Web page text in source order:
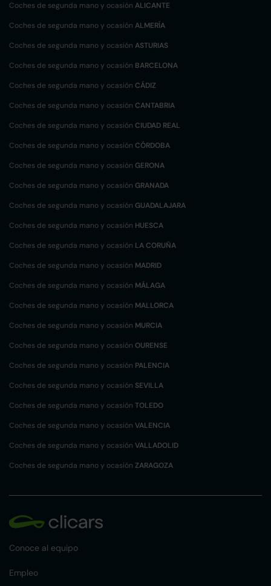
Coches de segunda mano y ocasión ALICANTE
Coches de segunda mano y ocasión ALMERÍA
Coches de segunda mano y ocasión ASTURIAS
Coches de segunda mano y ocasión BARCELONA
Coches de segunda mano y ocasión CÁDIZ
Coches de segunda mano y ocasión CANTABRIA
Coches de segunda mano y ocasión CIUDAD REAL
Coches de segunda mano y ocasión CÓRDOBA
Coches de segunda mano y ocasión GERONA
Coches de segunda mano y ocasión GRANADA
Coches de segunda mano y ocasión GUADALAJARA
Coches de segunda mano y ocasión HUESCA
Coches de segunda mano y ocasión LA CORUÑA
Coches de segunda mano y ocasión MADRID
Coches de segunda mano y ocasión MÁLAGA
Coches de segunda mano y ocasión MALLORCA
Coches de segunda mano y ocasión MURCIA
Coches de segunda mano y ocasión OURENSE
Coches de segunda mano y ocasión PALENCIA
Coches de segunda mano y ocasión SEVILLA
Coches de segunda mano y ocasión TOLEDO
Coches de segunda mano y ocasión VALENCIA
Coches de segunda mano y ocasión VALLADOLID
Coches de segunda mano y ocasión ZARAGOZA
Conoce al equipo
Empleo